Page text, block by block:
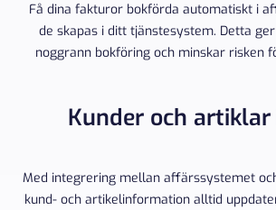
Få dina fakturor bokförda automatiskt i
de skapas i ditt tjänstesystem. Detta
noggrann bokföring och minskar risken
Kunder och
Med integrering mellan affärssystemet
kund- och artikelinformation alltid